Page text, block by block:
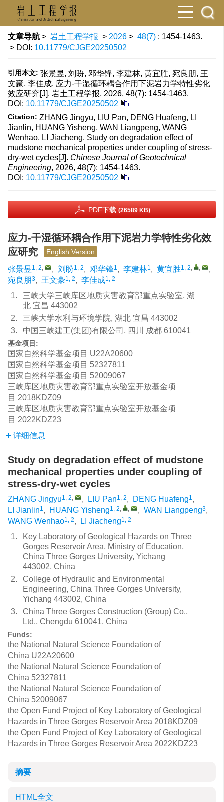
文章导航 > 岩土工程学报 > 2026 > 48(7) : 1454-1463.
> DOI: 10.11779/CJGE20250502
引用本文: 张景昱, 刘盼, 邓华锋, 李建林, 黄宜胜, 宛良朋, 王
文豪, 李佳成. 应力-干湿循环耦合作用下泥岩力学特性劣化
效应研究[J]. 岩土工程学报, 2026, 48(7): 1454-1463.
DOI: 10.11779/CJGE20250502
Citation: ZHANG Jingyu, LIU Pan, DENG Huafeng, LI
Jianlin, HUANG Yisheng, WAN Liangpeng, WANG
Wenhao, LI Jiacheng. Study on degradation effect of
mudstone mechanical properties under coupling of stress-
dry-wet cycles[J]. Chinese Journal of Geotechnical
Engineering, 2026, 48(7): 1454-1463.
DOI: 10.11779/CJGE20250502
PDF下载 (26589 KB)
应力-干湿循环耦合作用下泥岩力学特性劣化效
应研究
English Version
张景昱1, 2, , 刘盼1, 2, 邓华锋1, 李建林1, 黄宜胜1, 2, ,
,
宛良朋3, 王文豪1, 2, 李佳成1, 2
1.
三峡大学三峡库区地质灾害教育部重点实验室, 湖
北 宜昌 443002
2.
三峡大学水利与环境学院, 湖北 宜昌 443002
3.
中国三峡建工(集团)有限公司, 四川 成都 610041
基金项目:
国家自然科学基金项目 U22A20600
国家自然科学基金项目 52327811
国家自然科学基金项目 52009067
三峡库区地质灾害教育部重点实验室开放基金项
目 2018KDZ09
三峡库区地质灾害教育部重点实验室开放基金项
目 2022KDZ23
详细信息
Study on degradation effect of mudstone
mechanical properties under coupling of
stress-dry-wet cycles
ZHANG Jingyu1, 2, , LIU Pan1, 2, DENG Huafeng1,
LI Jianlin1, HUANG Yisheng1, 2, , , WAN Liangpeng3,
WANG Wenhao1, 2, LI Jiacheng1, 2
1.
Key Laboratory of Geological Hazards on Three
Gorges Reservoir Area, Ministry of Education,
China Three Gorges University, Yichang
443002, China
2.
College of Hydraulic and Environmental
Engineering, China Three Gorges University,
Yichang 443002, China
3.
China Three Gorges Construction (Group) Co.,
Ltd., Chengdu 610041, China
Funds:
the National Natural Science Foundation of
China U22A20600
the National Natural Science Foundation of
China 52327811
the National Natural Science Foundation of
China 52009067
the Open Fund Project of Key Laboratory of Geological
Hazards in Three Gorges Reservoir Area 2018KDZ09
the Open Fund Project of Key Laboratory of Geological
Hazards in Three Gorges Reservoir Area 2022KDZ23
摘要
HTML全文